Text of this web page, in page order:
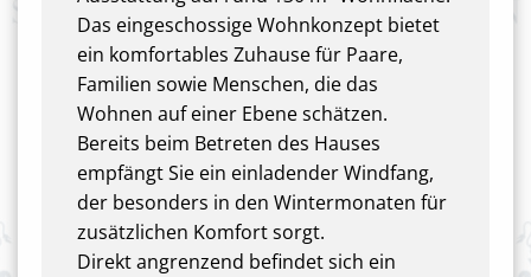
Das eingeschossige Wohnkonzept bietet
ein komfortables Zuhause für Paare,
Familien sowie Menschen, die das
Wohnen auf einer Ebene schätzen.
Bereits beim Betreten des Hauses
empfängt Sie ein einladender Windfang,
der besonders in den Wintermonaten für
zusätzlichen Komfort sorgt.
Direkt angrenzend befindet sich ein